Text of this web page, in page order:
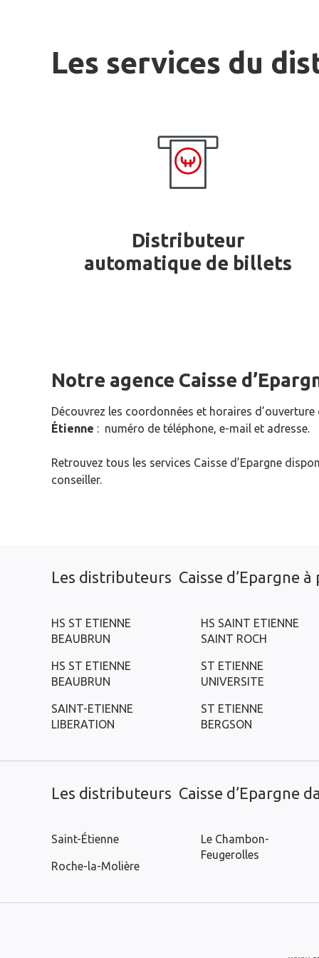
Les services du
Distributeur
automatique de billets
Notre agence Caisse
Découvrez les coordonnées et horaires d’ouverture
Étienne : numéro de téléphone, e-mail et adresse.
Retrouvez tous les services Caisse d’Epargne
conseiller.
Les distributeurs Caisse d’Epargne
HS ST ETIENNE
BEAUBRUN
HS ST ETIENNE
BEAUBRUN
SAINT-ETIENNE
LIBERATION
HS SAINT ETIENNE
SAINT ROCH
ST ETIENNE
UNIVERSITE
ST ETIENNE
BERGSON
Les distributeurs Caisse d’Epargne
Saint-Étienne
Roche-la-Molière
Le Chambon-
Feugerolles